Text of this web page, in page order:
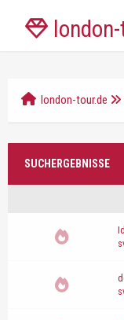
london-tour.de
SUCHERGEBNISSE